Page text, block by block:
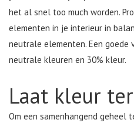
het al snel too much worden.
elementen in je interieur in
neutrale elementen. Een goede
neutrale kleuren en 30% kleur.
Laat kleur
Om een samenhangend geheel